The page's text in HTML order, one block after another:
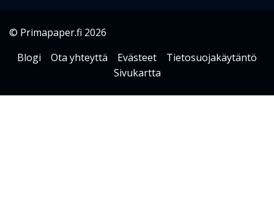
© Primapaper.fi 2026
Blogi
Ota yhteyttä Evästeet
Tietosuojakäytäntö
Sivukartta